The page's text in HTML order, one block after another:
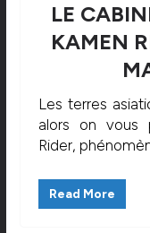
LE
KAMEN
Les terres
alors on vous
Rider,
Read More